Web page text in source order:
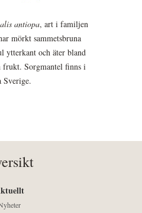
antiopa, art i familjen
mörkt sammetsbruna
ytterkant och äter bland
frukt. Sorgmantel finns i
Sverige.